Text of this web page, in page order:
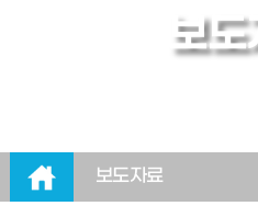
보
보도자료